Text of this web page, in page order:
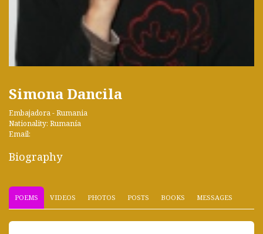
Simona Dancila
Embajadora - Rumania
Nationality: Rumanía
Email:
Biography
POEMS VIDEOS PHOTOS POSTS BOOKS MESSAGES